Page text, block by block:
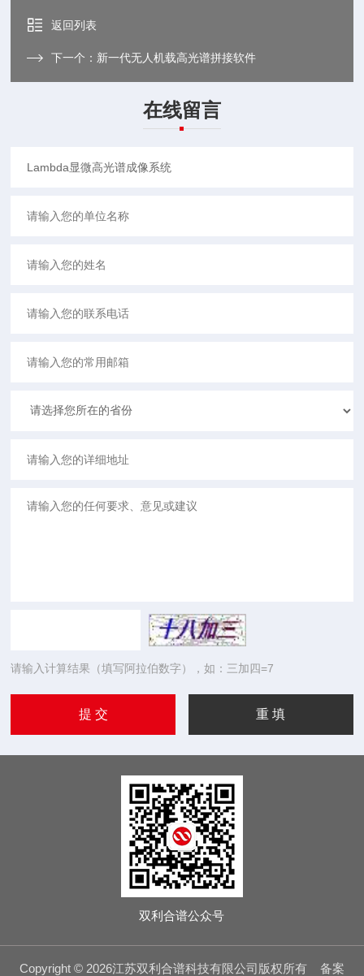
返回列表
下一个： 新一代无人机载高光谱拼接软件
在线留言
请输入计算结果（填写阿拉伯数字），如：三加四=7
双利合谱公众号
Copyright © 2026江苏双利合谱科技有限公司版权所有 备案